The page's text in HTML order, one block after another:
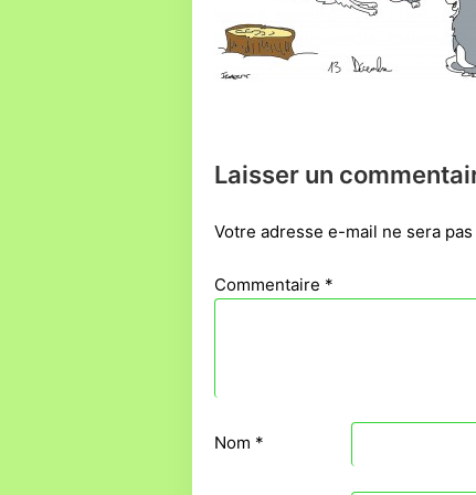
Laisser un
Votre adresse e-mail ne sera
Commentaire *
Nom *